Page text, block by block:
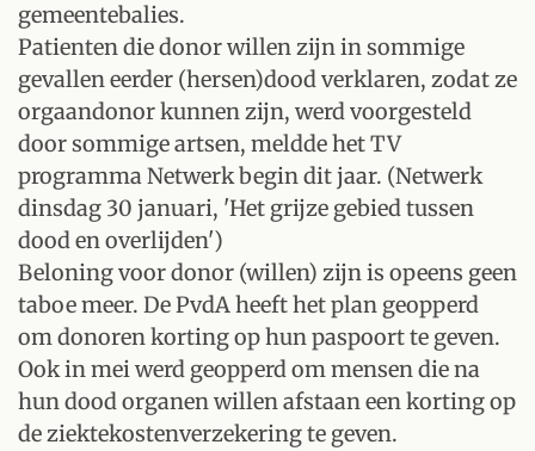
gemeentebalies.
Patienten die donor willen zijn in sommige
gevallen eerder (hersen)dood verklaren, zodat ze
orgaandonor kunnen zijn, werd voorgesteld
door sommige artsen, meldde het TV
programma Netwerk begin dit jaar. (Netwerk
dinsdag 30 januari, 'Het grijze gebied tussen
dood en overlijden')
Beloning voor donor (willen) zijn is opeens geen
taboe meer. De PvdA heeft het plan geopperd
om donoren korting op hun paspoort te geven.
Ook in mei werd geopperd om mensen die na
hun dood organen willen afstaan een korting op
de ziektekostenverzekering te geven.